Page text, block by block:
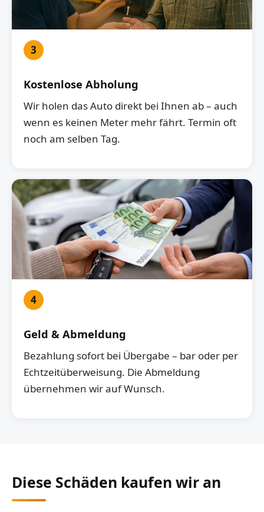
3
Kostenlose Abholung
Wir holen das Auto direkt bei Ihnen ab – auch
wenn es keinen Meter mehr fährt. Termin oft
noch am selben Tag.
4
Geld & Abmeldung
Bezahlung sofort bei Übergabe – bar oder per
Echtzeitüberweisung. Die Abmeldung
übernehmen wir auf Wunsch.
Diese Schäden kaufen wir an